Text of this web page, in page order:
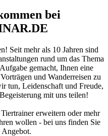
bei
Seit mehr als 10 Jahren sind
rund um das Thema
gemacht, Ihnen eine
und Wanderreisen zu
tun, Leidenschaft und Freude,
mit uns teilen!
erweitern oder mehr
wollen - bei uns finden Sie
Angebot.